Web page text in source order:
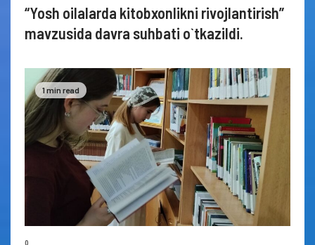
“Yosh oilalarda kitobxonlikni rivojlantirish”
mavzusida davra suhbati o`tkazildi.
1 min read